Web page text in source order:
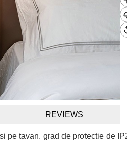
REVIEWS
pe tavan. grad de protectie de